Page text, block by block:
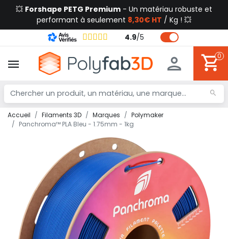
💥 Forshape PETG Premium - Un matériau robuste et
performant à seulement 8,30€ HT / Kg ! 💥
4.9/5
0
Accueil Filaments 3D Marques
Polymaker
Panchroma™ PLA Bleu - 1.75mm - 1kg